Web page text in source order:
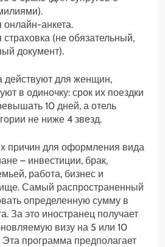
анкета.
(не обязательный,
документ).
действуют для женщин,
в одиночку: срок их поездки
10 дней, а отель
не ниже 4 звезд.
причин для оформления вида
– инвестиции, брак,
работа, бизнес и
Самый распространенный
определенную сумму в
За это иностранец получает
визу на 5 или 10
программа предполагает